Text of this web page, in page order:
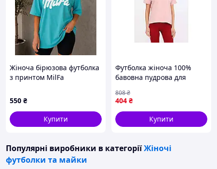
Жіноча бірюзова футболка
з принтом MilFa
550 ₴
Купити
Футболка жіноча 100%
бавовна пудрова для
м'яка та повітропроникна
ТМ ТРИКОМІР
404 ₴
808₴
Купити
Популярні виробники в категоріїЖіночі
футболки та майки